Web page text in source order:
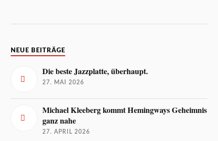
NEUE BEITRÄGE
Die beste Jazzplatte, überhaupt.
27. MAI 2026
Michael Kleeberg kommt Hemingways Geheimnis
ganz nahe
27. APRIL 2026